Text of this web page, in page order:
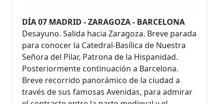
DÍA 07 MADRID - ZARAGOZA - BARCELONA
Desayuno. Salida hacia Zaragoza. Breve parada
para conocer la Catedral-Basílica de Nuestra
Señora del Pilar, Patrona de la Hispanidad.
Posteriormente continuación a Barcelona.
Breve recorrido panorámico de la ciudad a
través de sus famosas Avenidas, para admirar